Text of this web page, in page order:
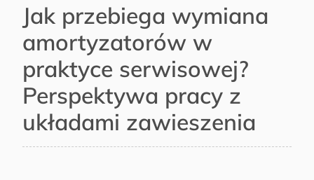
Jak przebiega wymiana
amortyzatorów w
praktyce serwisowej?
Perspektywa pracy z
układami zawieszenia